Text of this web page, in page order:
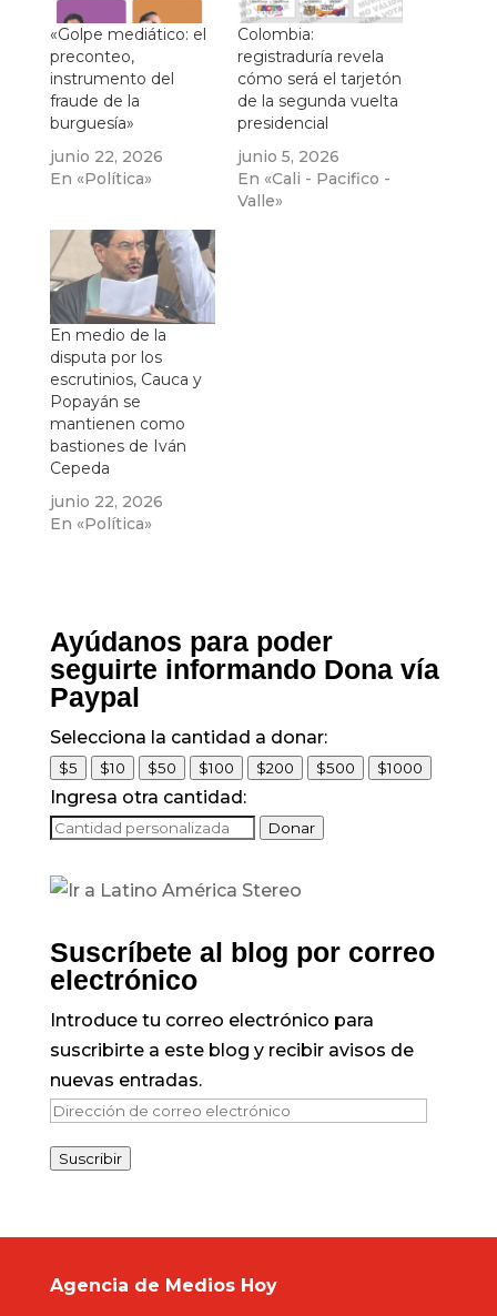
«Golpe mediático: el
preconteo,
instrumento del
fraude de la
burguesía»
junio 22, 2026
En «Política»
Colombia:
registraduría revela
cómo será el tarjetón
de la segunda vuelta
presidencial
junio 5, 2026
En «Cali - Pacifico -
Valle»
En medio de la
disputa por los
escrutinios, Cauca y
Popayán se
mantienen como
bastiones de Iván
Cepeda
junio 22, 2026
En «Política»
Ayúdanos para poder
seguirte informando Dona vía
Paypal
Selecciona la cantidad a donar:
$5 $10 $50 $100 $200 $500 $1000
Ingresa otra cantidad:
Donar
Suscríbete al blog por correo
electrónico
Introduce tu correo electrónico para
suscribirte a este blog y recibir avisos de
nuevas entradas.
Dirección
correo
Suscribir
Agencia de Medios Hoy